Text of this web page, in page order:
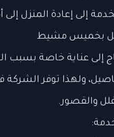
إلى إعادة المنزل إلى
مشيط
عناية خاصة بسبب
ولهذا توفر الشركة